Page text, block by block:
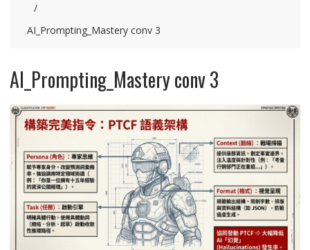
AI_Prompting_Mastery conv 3
AI_Prompting_Mastery conv 3